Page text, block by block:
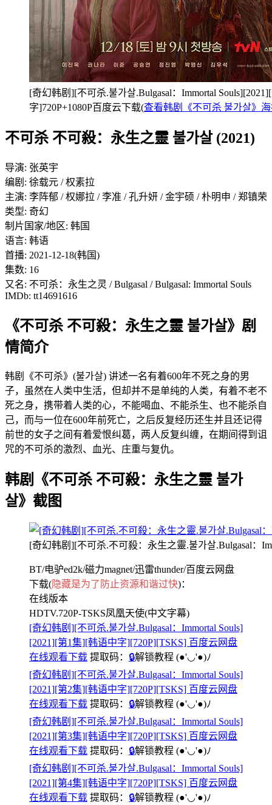
[奇幻韩剧][不可杀.불가살.Bulgasal：Immortal
字]720P+1080P百度云下载(查看韩剧《不可杀 불가살》
不可杀 不可殺：永生之靈 불가살 (2021)
导演: 张英宇
编剧: 徐载元 / 权素拉
主演: 李阵郁 / 权娜拉 / 李准 / 孔升妍 / 金宇硕 / 朴明申 / 郑镇荣
类型: 奇幻
制片国家/地区: 韩国
语言: 韩语
首播: 2021-12-18(韩国)
集数: 16
又名: 不可杀：永生之灵 / Bulgasal / Bulgasal: Immortal Souls
IMDb: tt14691616
《不可杀 不可殺：永生之靈 불가살》剧
情简介
韩剧《不可杀》(불가살) 讲述一名有着600年不死之身的男
子，虽然在人类中生活，但却并不是单纯的人类，有着不老不
死之身，携带着人类的心，不能喝血、不能杀生、也不能杀自
己，而与一位在600年前死亡，之后反复经历还生并且还记得
前世的女子之间有着爱恨纠葛，两人反复纠缠，在期间得到诅
咒的不可杀的激烈、血光、庄重与复仇。
韩剧《不可杀 不可殺：永生之靈 불가
살》截图
[奇幻韩剧][不可杀.不可殺：永生之靈.불가살.Bulgasal：
BT/电驴ed2k/磁力magnet/迅雷thunder/百度云网盘
下载(隐藏是为了防止资源和谐过快)：
在线版本
HDTV.720P-TSKS凤凰天使(中文字幕)
[奇幻韩剧][不可杀.불가살.Bulgasal：Immortal Souls]
[2021][第1集][韩语中字][720P][TSKS] 百度云网盘
在线观看下载 提取码： 🔒解锁教程 (●'◡'●)ﾉ
[奇幻韩剧][不可杀.불가살.Bulgasal：Immortal Souls]
[2021][第2集][韩语中字][720P][TSKS] 百度云网盘
在线观看下载 提取码： 🔒解锁教程 (●'◡'●)ﾉ
[奇幻韩剧][不可杀.불가살.Bulgasal：Immortal Souls]
[2021][第3集][韩语中字][720P][TSKS] 百度云网盘
在线观看下载 提取码： 🔒解锁教程 (●'◡'●)ﾉ
[奇幻韩剧][不可杀.불가살.Bulgasal：Immortal Souls]
[2021][第4集][韩语中字][720P][TSKS] 百度云网盘
在线观看下载 提取码： 🔒解锁教程 (●'◡'●)ﾉ